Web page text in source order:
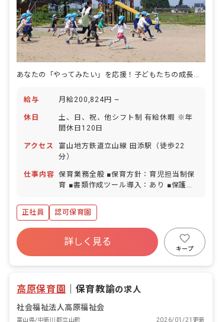
あなたの「やってみたい」を応援！子どもたちの成長を共に喜びませんか？
給与 月給200,824円 ~
休日
土、日、祝、他シフト制 有給休暇 ※年
間休日120日
アクセス
富山地方鉄道立山線 田添駅（徒歩22
分）
仕事内容 保育業務全般 ■保育方針：育児担当制保
育 ■書類作成ツール導入：あり ■保護者
あり
正社員 認可保育園
詳しく見る
キープ
高原保育園 保育教諭の求人
社会福祉法人高原福祉会
富山県/中新川郡立山町 2026/01/21更新